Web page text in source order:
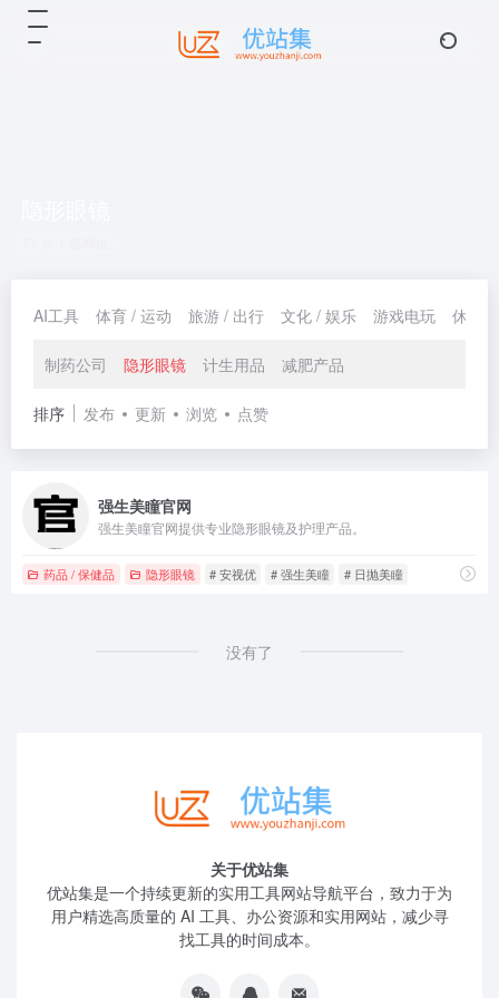
AI工具 体育 / 运动 旅游 / 出行 文化 / 娱乐 游戏电玩 休闲 /
制药公司 隐形眼镜 计生用品 减肥产品
排序 发布 更新 浏览 点赞
强生美瞳官网
强生美瞳官网提供专业隐形眼镜及护理产品。
药品 / 保健品 隐形眼镜 # 安视优 # 强生美瞳 # 日抛美瞳
没有了
关于优站集
优站集是一个持续更新的实用工具网站导航平台，致力于为
用户精选高质量的 AI 工具、办公资源和实用网站，减少寻
找工具的时间成本。